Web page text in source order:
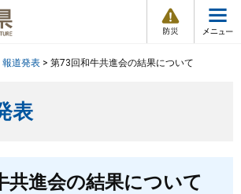
情
報
メ
報道発表 > 第73回和牛共進会の結果について
表
共進会の結果について